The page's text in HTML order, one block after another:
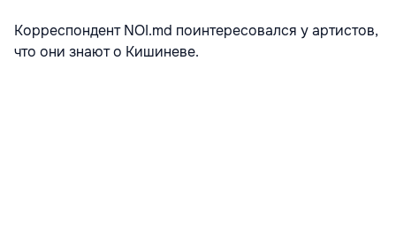
Корреспондент NOI.md поинтересовался у артистов,
что они знают о Кишиневе.